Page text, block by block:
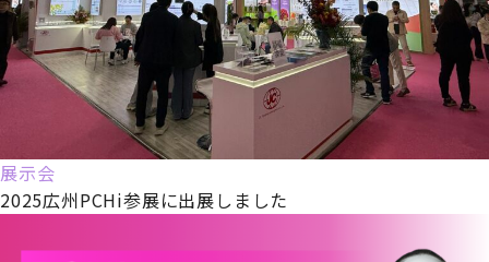
展示会
2025広州PCHi参展に出展しました